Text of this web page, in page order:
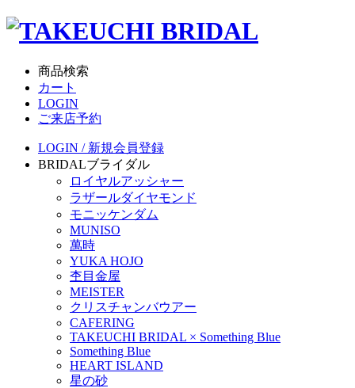
商品検索
カート
LOGIN
ご来店予約
LOGIN / 新規会員登録
BRIDALブライダル
ロイヤルアッシャー
ラザールダイヤモンド
モニッケンダム
MUNISO
萬時
YUKA HOJO
杢目金屋
MEISTER
クリスチャンバウアー
CAFERING
TAKEUCHI BRIDAL × Something Blue
Something Blue
HEART ISLAND
星の砂